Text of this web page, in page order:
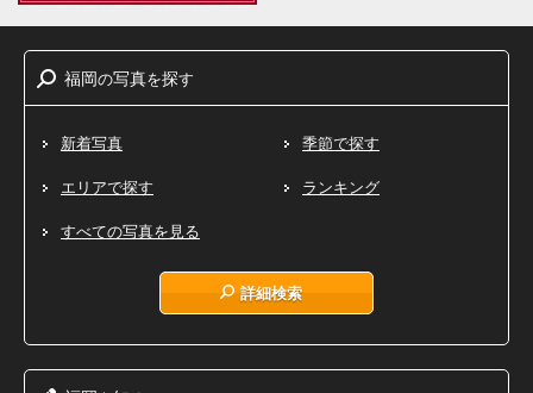
福岡の写真を探す
新着写真 季節で探す
エリアで探す ランキング
すべての写真を見る
詳細検索